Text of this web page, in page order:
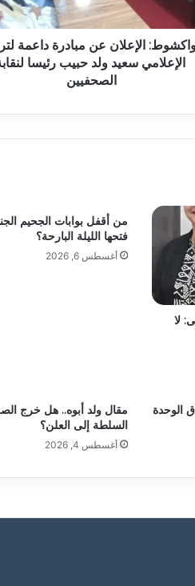
الإعلان عن مبادرة داعمة
الإعلامي سعيد ولد حبيب رئيسا
الصحفيين
لا
من أقفل بوابات الجحيم
فتحها الليلة البارحة؟
أغسطس 6, 2026
الوحدة
مقال ولد أبوه.. هل خرج
السلطة إلى العلن؟
أغسطس 4, 2026